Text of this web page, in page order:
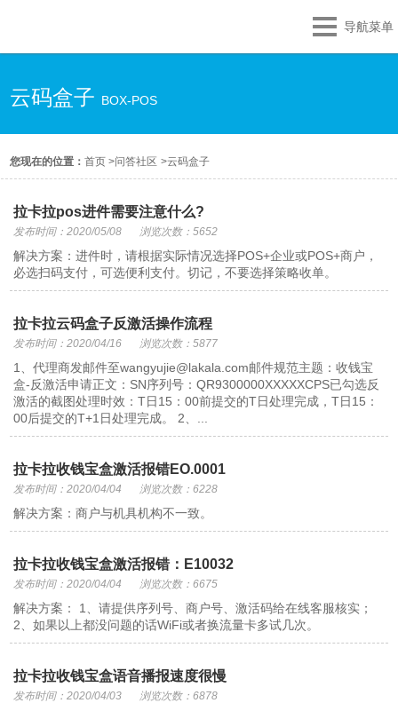
导航菜单
云码盒子 BOX-POS
您现在的位置：首页 >问答社区 >云码盒子
拉卡拉pos进件需要注意什么?
发布时间：2020/05/08 浏览次数：5652
解决方案：进件时，请根据实际情况选择POS+企业或POS+商户，
必选扫码支付，可选便利支付。切记，不要选择策略收单。
拉卡拉云码盒子反激活操作流程
发布时间：2020/04/16 浏览次数：5877
1、代理商发邮件至wangyujie@lakala.com邮件规范主题：收钱宝
盒-反激活申请正文：SN序列号：QR9300000XXXXXCPS已勾选反
激活的截图处理时效：T日15：00前提交的T日处理完成，T日15：
00后提交的T+1日处理完成。 2、...
拉卡拉收钱宝盒激活报错EO.0001
发布时间：2020/04/04 浏览次数：6228
解决方案：商户与机具机构不一致。
拉卡拉收钱宝盒激活报错：E10032
发布时间：2020/04/04 浏览次数：6675
解决方案： 1、请提供序列号、商户号、激活码给在线客服核实；
2、如果以上都没问题的话WiFi或者换流量卡多试几次。
拉卡拉收钱宝盒语音播报速度很慢
发布时间：2020/04/03 浏览次数：6878